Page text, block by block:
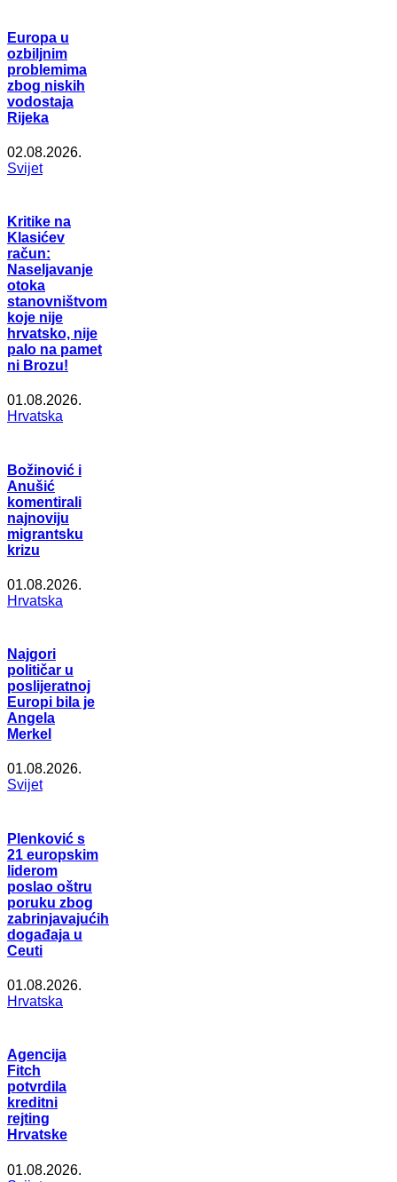
Europa u
ozbiljnim
problemima
zbog niskih
vodostaja
Rijeka
02.08.2026.
Svijet
Kritike na
Klasićev
račun:
Naseljavanje
otoka
stanovništvom
koje nije
hrvatsko, nije
palo na pamet
ni Brozu!
01.08.2026.
Hrvatska
Božinović i
Anušić
komentirali
najnoviju
migrantsku
krizu
01.08.2026.
Hrvatska
Najgori
političar u
poslijeratnoj
Europi bila je
Angela
Merkel
01.08.2026.
Svijet
Plenković s
21 europskim
liderom
poslao oštru
poruku zbog
zabrinjavajućih
događaja u
Ceuti
01.08.2026.
Hrvatska
Agencija
Fitch
potvrdila
kreditni
rejting
Hrvatske
01.08.2026.